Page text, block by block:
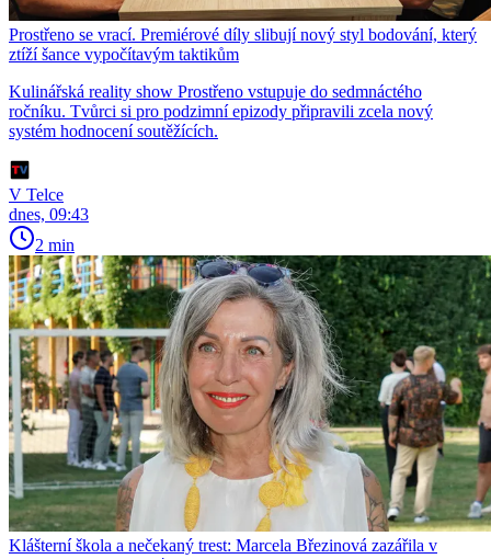
Prostřeno se vrací. Premiérové díly slibují nový styl bodování, který
ztíží šance vypočítavým taktikům
Kulinářská reality show Prostřeno vstupuje do sedmnáctého
ročníku. Tvůrci si pro podzimní epizody připravili zcela nový
systém hodnocení soutěžících.
V Telce
dnes, 09:43
2 min
Klášterní škola a nečekaný trest: Marcela Březinová zazářila v